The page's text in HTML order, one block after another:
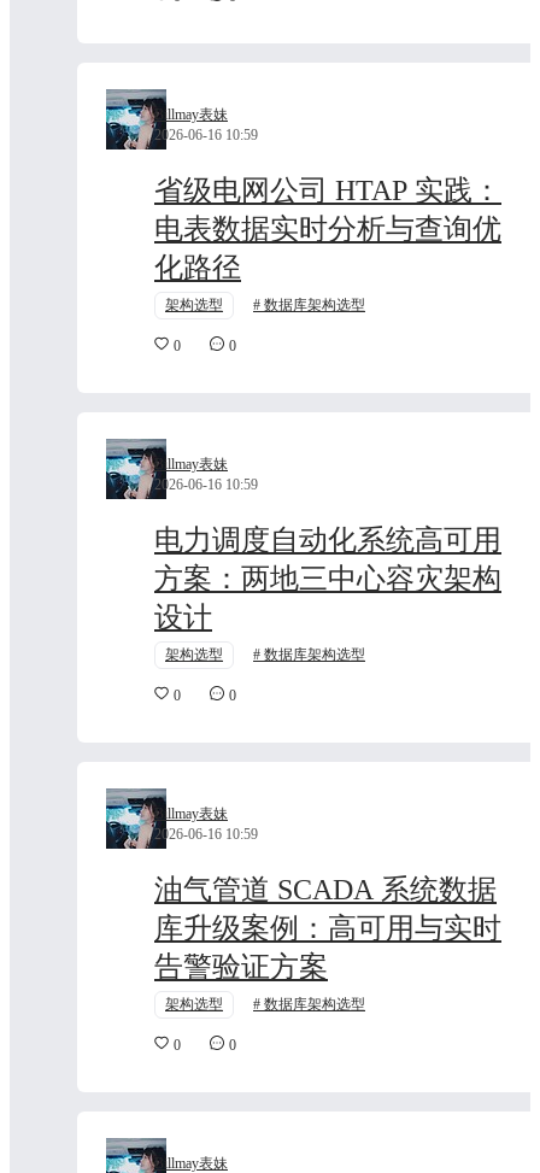
Billmay表妹
2026-06-16 10:59
省级电网公司 HTAP 实践：
电表数据实时分析与查询优
化路径
架构选型 数据库架构选型
0 0
Billmay表妹
2026-06-16 10:59
电力调度自动化系统高可用
方案：两地三中心容灾架构
设计
架构选型 数据库架构选型
0 0
Billmay表妹
2026-06-16 10:59
油气管道 SCADA 系统数据
库升级案例：高可用与实时
告警验证方案
架构选型 数据库架构选型
0 0
Billmay表妹